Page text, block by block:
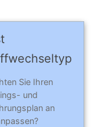
Sie Ihren
und
an